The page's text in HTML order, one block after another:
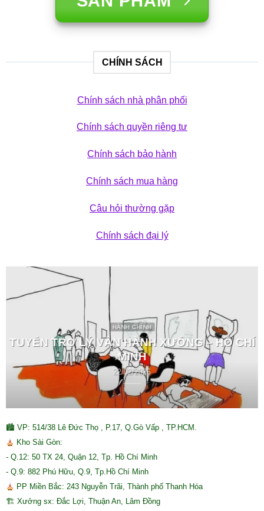
CHÍNH SÁCH
Chính sách nhà phân phối
Chính sách quyền riêng tư
Chính sách bảo hành
Chính sách mua hàng
Câu hỏi thường gặp
Chính sách đại lý
HÀNH CHÍNH
TUYỂN TRỢ LÝ VẬN HÀNH XƯỞNG – HỒ CHÍ
MINH
22/02/2026
🏙 VP: 514/38 Lê Đức Thọ , P.17, Q.Gò Vấp , TP.HCM.
Kho Sài Gòn:
- Q.12: 50 TX 24, Quận 12, Tp. Hồ Chí Minh
- Q.9: 882 Phú Hữu, Q.9, Tp.Hồ Chí Minh
PP Miền Bắc: 243 Nguyễn Trãi, Thành phố Thanh Hóa
🏗 Xưởng sx: Đắc Lợi, Thuận An, Lâm Đồng